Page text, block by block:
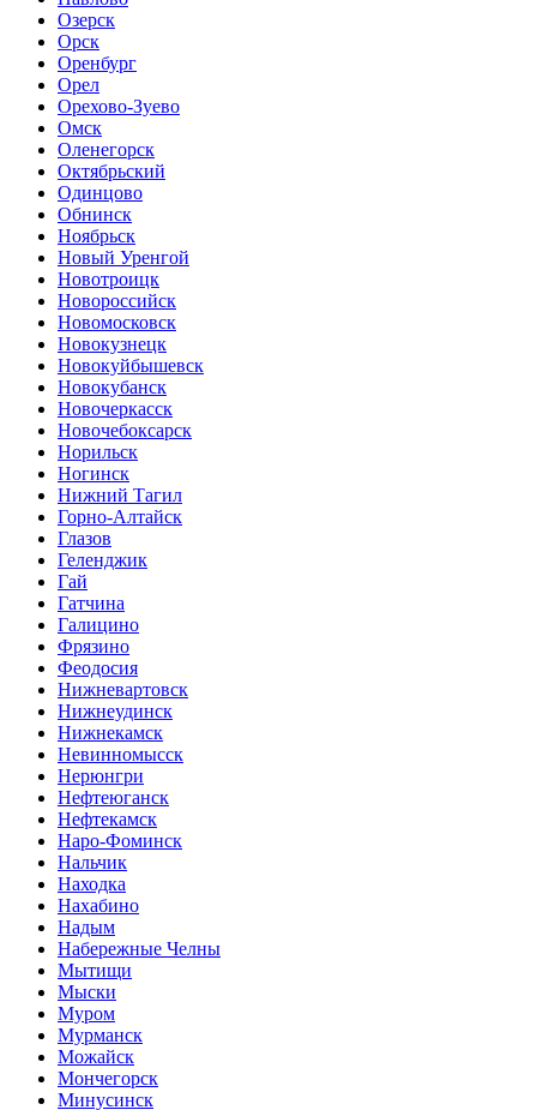
Озерск
Орск
Оренбург
Орел
Орехово-Зуево
Омск
Оленегорск
Октябрьский
Одинцово
Обнинск
Ноябрьск
Новый Уренгой
Новотроицк
Новороссийск
Новомосковск
Новокузнецк
Новокуйбышевск
Новокубанск
Новочеркасск
Новочебоксарск
Норильск
Ногинск
Нижний Тагил
Горно-Алтайск
Глазов
Геленджик
Гай
Гатчина
Галицино
Фрязино
Феодосия
Нижневартовск
Нижнеудинск
Нижнекамск
Невинномысск
Нерюнгри
Нефтеюганск
Нефтекамск
Наро-Фоминск
Нальчик
Находка
Нахабино
Надым
Набережные Челны
Мытищи
Мыски
Муром
Мурманск
Можайск
Мончегорск
Минусинск